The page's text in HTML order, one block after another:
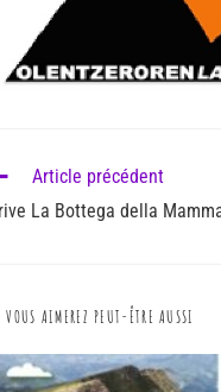
Article précédent
La Bottega della
VOUS AIMEREZ PEUT-ÊTRE AUSSI